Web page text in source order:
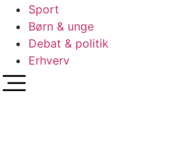
Sport
Børn & unge
Debat & politik
Erhverv